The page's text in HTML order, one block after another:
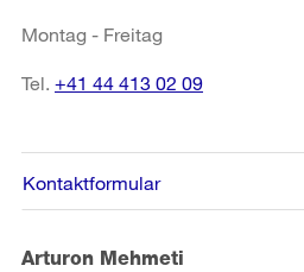
Montag - Freitag
Tel. +41 44 413 02 09
Kontaktformular
Arturon Mehmeti